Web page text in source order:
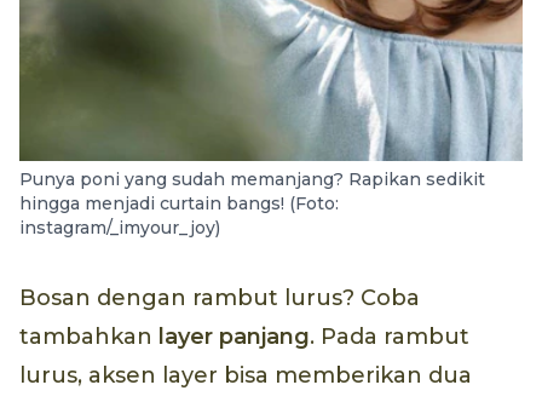
Punya poni yang sudah memanjang? Rapikan sedikit
hingga menjadi curtain bangs! (Foto:
instagram/_imyour_joy)
Bosan dengan rambut lurus? Coba
tambahkan layer panjang. Pada rambut
lurus, aksen layer bisa memberikan dua